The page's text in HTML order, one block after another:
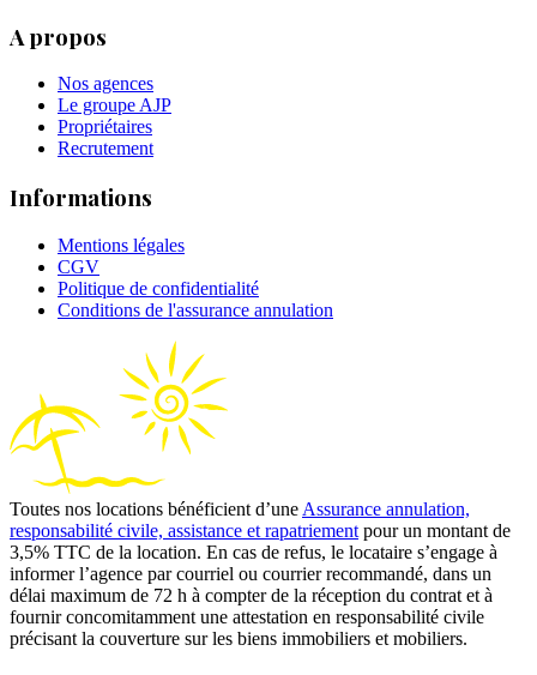
A propos
Nos agences
Le groupe AJP
Propriétaires
Recrutement
Informations
Mentions légales
CGV
Politique de confidentialité
Conditions de l'assurance annulation
Toutes nos locations bénéficient d’une Assurance annulation,
responsabilité civile, assistance et rapatriement pour un montant de
3,5% TTC de la location. En cas de refus, le locataire s’engage à
informer l’agence par courriel ou courrier recommandé, dans un
délai maximum de 72 h à compter de la réception du contrat et à
fournir concomitamment une attestation en responsabilité civile
précisant la couverture sur les biens immobiliers et mobiliers.